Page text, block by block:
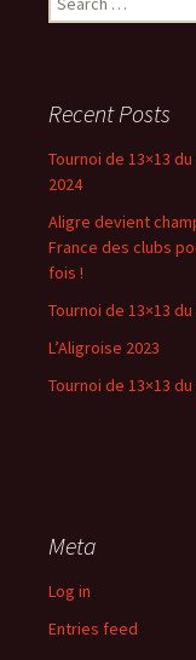
for:
Recent Posts
Tournoi de 13×13 du
2024
Aligre devient
France des clubs
fois !
Tournoi de 13×13
L’Aligroise 2023
Tournoi de 13×13
Meta
Log in
Entries feed